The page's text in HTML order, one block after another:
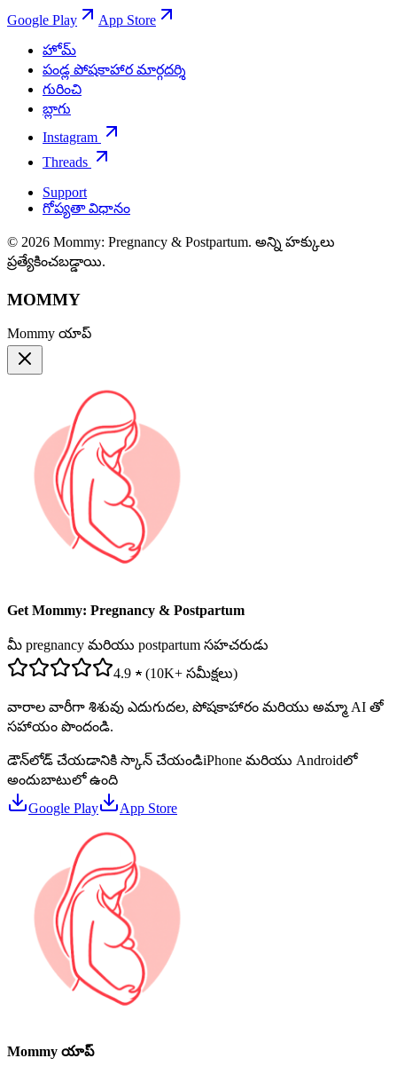
Google Play
App Store
హోమ్
పండ్ల పోషకాహార మార్గదర్శి
గురించి
బ్లాగు
Instagram
Threads
Support
గోప్యతా విధానం
© 2026 Mommy: Pregnancy & Postpartum. అన్ని హక్కులు
ప్రత్యేకించబడ్డాయి.
MOMMY
Mommy యాప్
Get Mommy: Pregnancy & Postpartum
మీ pregnancy మరియు postpartum సహచరుడు
4.9 ★ (10K+ సమీక్షలు)
వారాల వారీగా శిశువు ఎదుగుదల, పోషకాహారం మరియు అమ్మా AI తో
సహాయం పొందండి.
డౌన్‌లోడ్ చేయడానికి స్కాన్ చేయండిiPhone మరియు Androidలో
అందుబాటులో ఉంది
Google Play
App Store
Mommy యాప్